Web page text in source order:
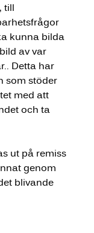
till
kunna bilda
av var
Detta har
som stöder
med att
och ta
ut på remiss
genom
blivande